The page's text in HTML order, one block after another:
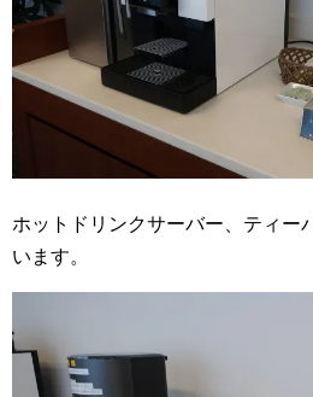
ホットドリンクサーバー、ティー
います。